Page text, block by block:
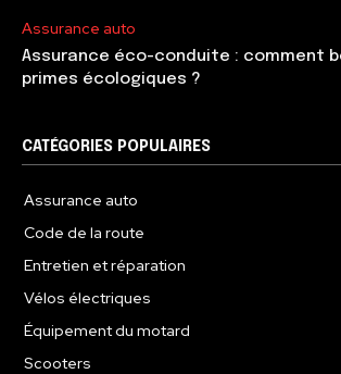
Assurance auto
Assurance éco-conduite : comment
primes écologiques ?
CATÉGORIES POPULAIRES
Assurance auto
Code de la route
Entretien et réparation
Vélos électriques
Équipement du motard
Scooters